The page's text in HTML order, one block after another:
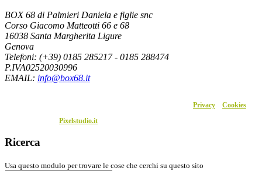
BOX 68 di Palmieri Daniela e figlie snc
Corso Giacomo Matteotti 66 e 68
16038 Santa Margherita Ligure
Genova
Telefoni: (+39) 0185 285217 - 0185 288474
P.IVA02520030996
EMAIL: info@box68.it
Privacy
Cookies
Pixelstudio.it
Ricerca
Usa questo modulo per trovare le cose che cerchi su questo sito